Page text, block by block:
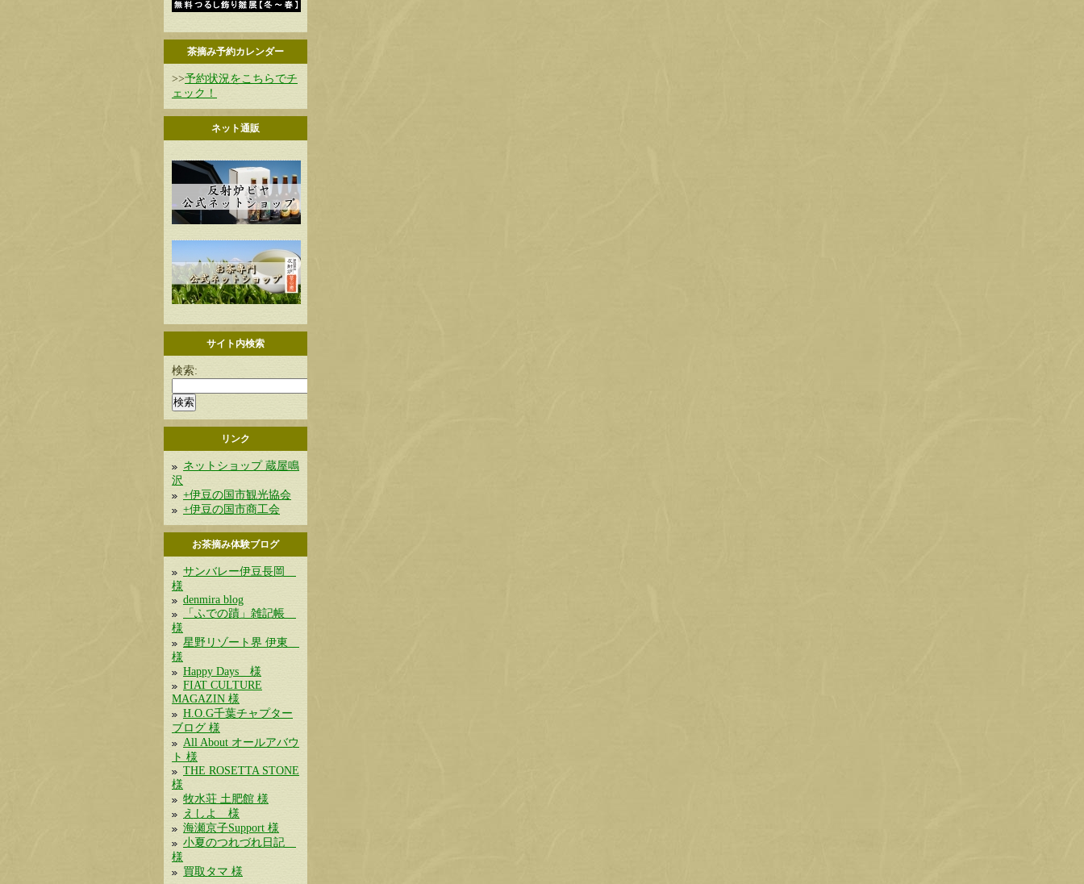
茶摘み予約カレンダー
>>予約状況をこちらでチ
ェック！
ネット通販
サイト内検索
検索:
リンク
ネットショップ 蔵屋鳴
沢
+伊豆の国市観光協会
+伊豆の国市商工会
お茶摘み体験ブログ
サンバレー伊豆長岡
様
denmira blog
「ふでの蹟」雑記帳
様
星野リゾート界 伊東
様
Happy Days 様
FIAT CULTURE
MAGAZIN 様
H.O.G千葉チャプター
ブログ 様
All About オールアバウ
ト 様
THE ROSETTA STONE
様
牧水荘 土肥館 様
えしよ 様
海瀬京子Support 様
小夏のつれづれ日記
様
買取タマ 様